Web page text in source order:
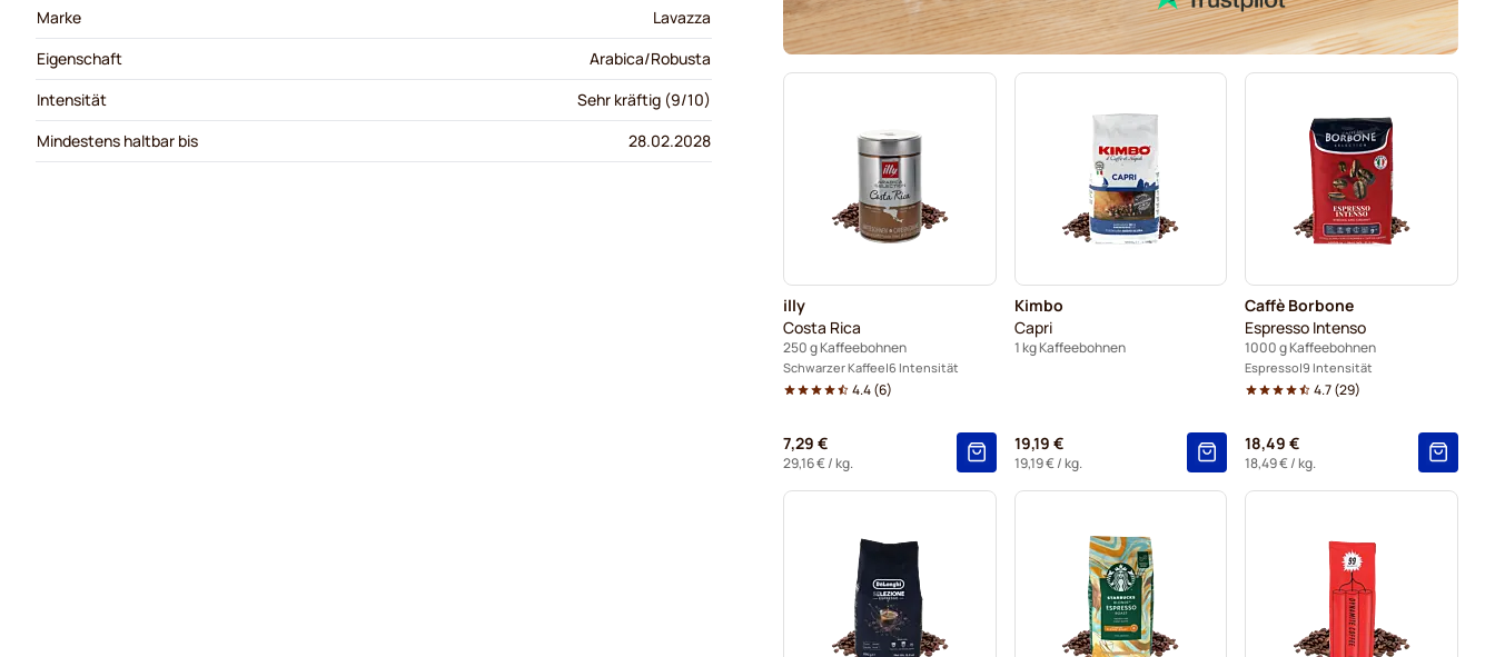
illy
Costa Rica
250 g Kaffeebohnen
Schwarzer Kaffee 6 Intensität
4.4(6)
7,29 €
29,16 €/ kg.
Kimbo
Capri
1 kg Kaffeebohnen
19,19 €
19,19 €/ kg.
Caffè Borbone
Espresso Intenso
1000 g Kaffeebohnen
Espresso 9 Intensität
4.7(29)
18,49 €
18,49 €/ kg.
Marke
Lavazza
Eigenschaft
Arabica/Robusta
Intensität
Sehr kräftig (9/10)
Mindestens haltbar bis
28.02.2028